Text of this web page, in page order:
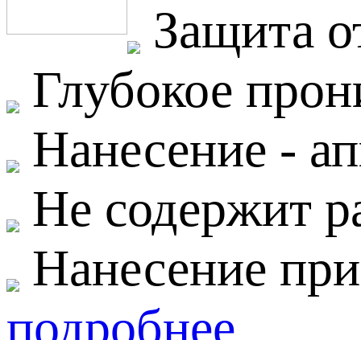
Защита
Глубокое
Нанесение -
Не содержит
Нанесение
подробнее